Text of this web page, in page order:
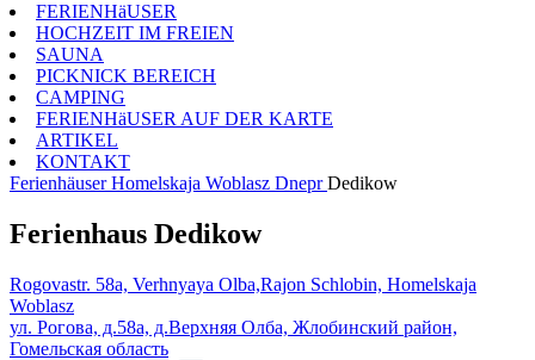
FERIENHäUSER
HOCHZEIT IM FREIEN
SAUNA
PICKNICK BEREICH
CAMPING
FERIENHäUSER AUF DER KARTE
ARTIKEL
KONTAKT
Ferienhäuser Homelskaja Woblasz Dnepr Dedikow
Ferienhaus Dedikow
Rogovastr. 58a, Verhnyaya Olba,Rajon Schlobin, Homelskaja
Woblasz
ул. Рогова, д.58а, д.Верхняя Олба, Жлобинский район,
Гомельская область